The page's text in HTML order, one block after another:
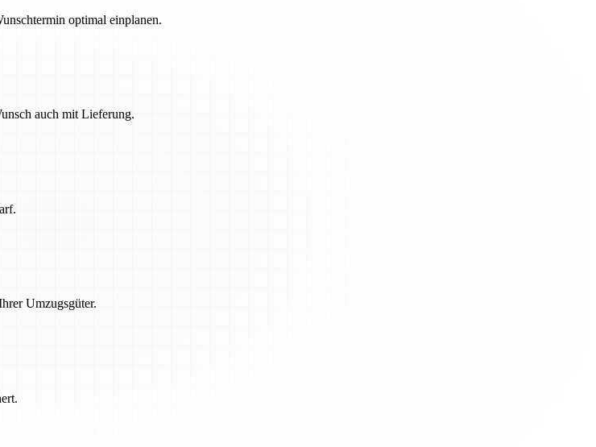
optimal einplanen.
auch mit Lieferung.
Umzugsgüter.